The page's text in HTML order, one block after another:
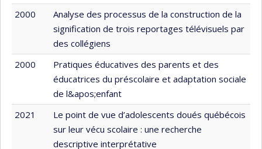
2000
Analyse des processus de la construction de la
signification de trois reportages télévisuels par
des collégiens
2000
Pratiques éducatives des parents et des
éducatrices du préscolaire et adaptation sociale
de l&apos;enfant
2021
Le point de vue d’adolescents doués québécois
sur leur vécu scolaire : une recherche
descriptive interprétative